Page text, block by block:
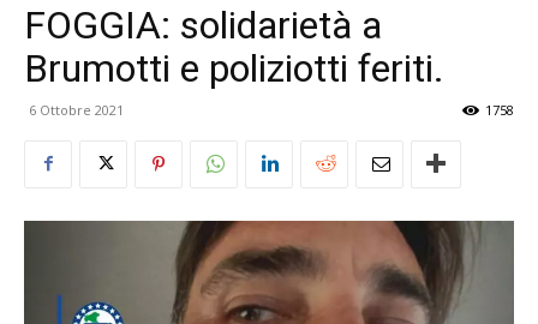
FOGGIA: solidarietà a
Brumotti e poliziotti feriti.
6 Ottobre 2021 1758